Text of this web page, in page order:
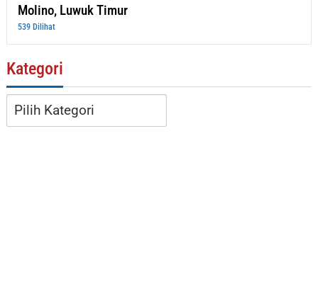
Molino, Luwuk Timur
539 Dilihat
Kategori
Kategori